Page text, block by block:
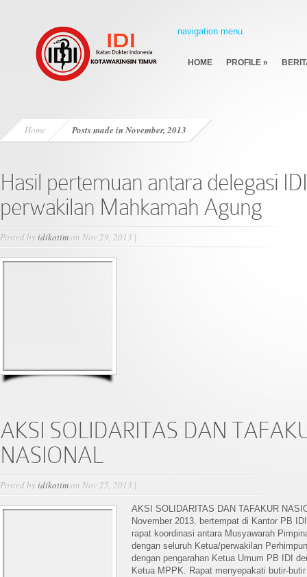
navigation menu
HOME PROFILE »
Home Posts made in November, 2013
Hasil pertemuan antara delegasi
perwakilan Mahkamah Agung
Posted byidikotimon Nov 29, 2013 |
AKSI SOLIDARITAS DAN
NASIONAL
Posted byidikotimon Nov 25, 2013 |
AKSI SOLIDARITAS DAN TAFAKUR
November 2013, bertempat di Kantor PB
rapat koordinasi antara Musyawarah
dengan seluruh Ketua/perwakilan
dengan pengarahan Ketua Umum PB IDI
Ketua MPPK. Rapat menyepakati butir-